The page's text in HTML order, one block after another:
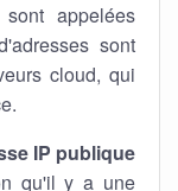
appelées
sont
cloud, qui
IP publique
qu'il y a une